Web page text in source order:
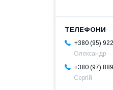
+380 (95)
Олександр
+380 (97)
Сергій